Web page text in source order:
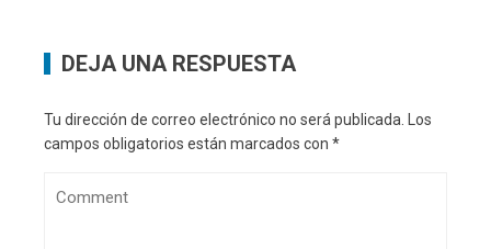
DEJA UNA RESPUESTA
Tu dirección de correo electrónico no será publicada.
Los
campos obligatorios están marcados con *